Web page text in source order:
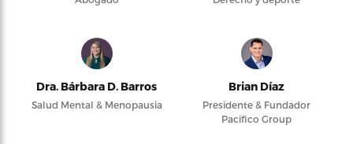
Dra. Bárbara D. Barros
Salud Mental & Menopausia
Brian Díaz
Presidente & Fundador
Pacifico Group